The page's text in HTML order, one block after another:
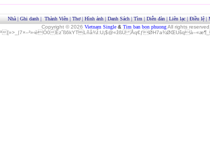
Nhà | Ghi danh | Thành Viên | Thơ| Hình ảnh | Danh Sách | Tìm | Diễn đàn | Liên lạc | Điều lệ |
Copyright © 2026 Vietnam Single& Tim ban bon phuong All rights reserved.
[»>_|7×–²»‹èÓ0Èz˜ß6kYTLñå¾Î:U¡$@«žßÜ